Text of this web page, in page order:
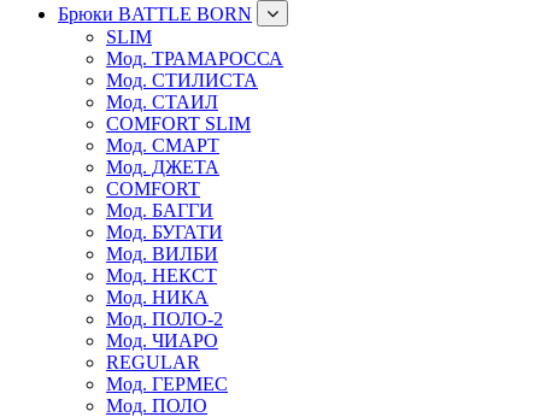
Брюки BATTLE BORN
SLIM
Мод. ТРАМАРОССА
Мод. СТИЛИСТА
Мод. СТАИЛ
COMFORT SLIM
Мод. СМАРТ
Мод. ДЖЕТА
COMFORT
Мод. БАГГИ
Мод. БУГАТИ
Мод. ВИЛБИ
Мод. НЕКСТ
Мод. НИКА
Мод. ПОЛО-2
Мод. ЧИАРО
REGULAR
Мод. ГЕРМЕС
Мод. ПОЛО